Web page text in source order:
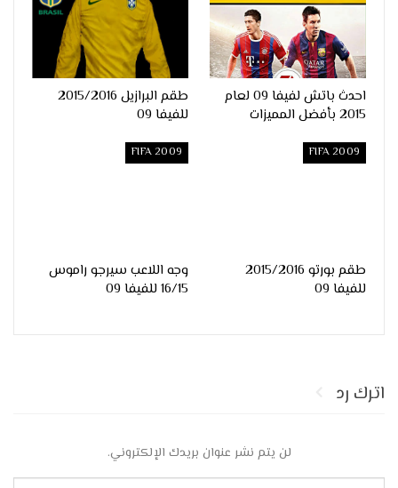
احدث باتش لفيفا 09 لعام
2015 بأفضل المميزات
طقم البرازيل 2015/2016
للفيفا 09
FIFA 2009
طقم بورتو 2015/2016
للفيفا 09
FIFA 2009
وجه اللاعب سيرجو راموس
16/15 للفيفا 09
اترك رد
لن يتم نشر عنوان بريدك الإلكتروني.